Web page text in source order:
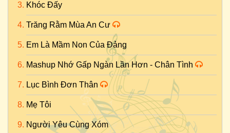
Khóc Đấy
Trăng Rằm Mùa An Cư
Em Là Mầm Non Của Đảng
Mashup Nhớ Gấp Ngàn Lần Hơn - Chân Tình
Lục Bình Đơn Thân
Mẹ Tôi
Người Yêu Cùng Xóm